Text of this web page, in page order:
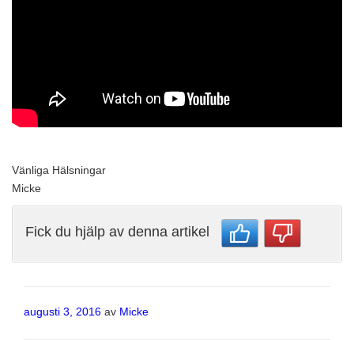
Vänliga Hälsningar
Micke
Fick du hjälp av denna artikel
Publicerat
augusti 3, 2016 av Micke